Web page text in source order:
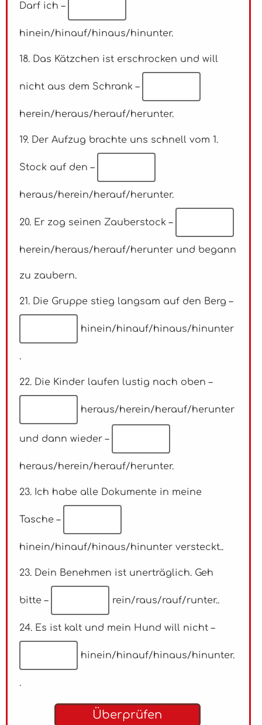
Darf ich –
hinein/hinauf/hinaus/hinunter.
18. Das Kätzchen ist erschrocken und will
nicht aus dem Schrank –
herein/heraus/herauf/herunter.
19. Der Aufzug brachte uns schnell vom 1.
Stock auf den –
heraus/herein/herauf/herunter.
20. Er zog seinen Zauberstock –
herein/heraus/herauf/herunter und begann
zu zaubern.
21. Die Gruppe stieg langsam auf den Berg –
hinein/hinauf/hinaus/hinunter
.
22. Die Kinder laufen lustig nach oben –
heraus/herein/herauf/herunter
und dann wieder –
heraus/herein/herauf/herunter.
23. Ich habe alle Dokumente in meine
Tasche –
hinein/hinauf/hinaus/hinunter versteckt..
23. Dein Benehmen ist unerträglich. Geh
bitte – rein/raus/rauf/runter..
24. Es ist kalt und mein Hund will nicht –
hinein/hinauf/hinaus/hinunter.
.
Überprüfen